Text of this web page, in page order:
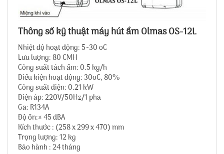
Thông số kỹ thuật máy hút ẩm Olmas OS-12L
Nhiệt độ hoạt động: 5~30 oC
Lưu lượng: 80 CMH
Công suất tách ẩm: 0.5 kg/h
Điều kiện hoạt động: 30oC, 80%
Công suất điện: 0.21 kW
Điện áp: 220V/50Hz/1 pha
Ga: R134A
Độ ồn:≤ 45 dBA
Kích thước : (258 x 299 x 470) mm
Trọng lượng: 12 kg
Bảo hành : 24 tháng